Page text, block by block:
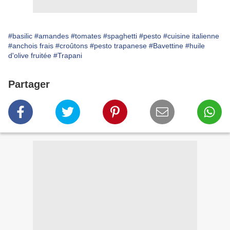
#basilic #amandes #tomates #spaghetti #pesto #cuisine italienne
#anchois frais #croûtons #pesto trapanese #Bavettine #huile
d'olive fruitée #Trapani
Partager